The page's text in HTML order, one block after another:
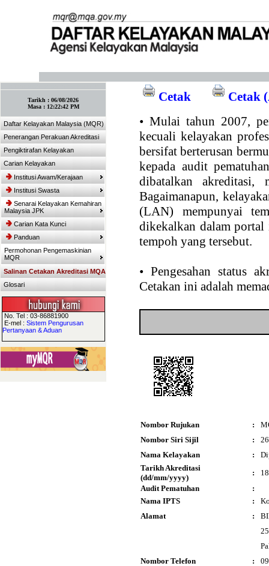
Tarikh : 06/08/2026
Masa : 12:22:42 PM
Daftar Kelayakan Malaysia (MQR)
Penerangan Perakuan Akreditasi
Pengiktirafan Kelayakan
Carian Kelayakan
Institusi Awam/Kerajaan
Institusi Swasta
Senarai Kelayakan Kemahiran
Malaysia JPK
Carian Kata Kunci
Panduan
Permohonan Pengemaskinian
MQR
Salinan Cetakan Akreditasi MQA
Glosari
No. Tel : 03-86881900
E-mel : Sistem Pengurusan
Pertanyaan & Aduan
Cetak
Cetak
• Mulai tahun 2007,
kecuali kelayakan
bersifat berterusan
kepada audit
dibatalkan akreditasi,
Bagaimanapun,
(LAN) mempunyai
dikekalkan dalam portal
tempoh yang tersebut.
• Pengesahan status
Cetakan ini adalah
Nombor Rujukan :
Nombor Siri Sijil
:
Nama Kelayakan
:
Tarikh Akreditasi
(dd/mm/yyyy)
:
Audit Pematuhan
:
Nama IPTS
:
Alamat
:
Nombor Telefon
: